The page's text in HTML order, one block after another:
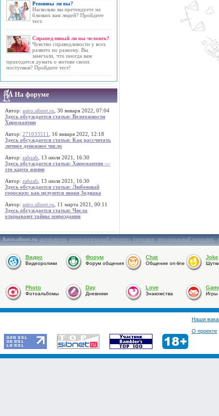
Ревнивы ли вы?
Насколько вы претендуете на
близких вам людей? Пройдите
тест.
Справедливый ли вы человек?
Чувство справедливости у всех
развито по разному. Вы
замечали, что иногда вам
приходится думать о мотиве своих
поступков? Пройдите тест!
На форуме
Автор: astro.sibnet.ru , 30 января 2022, 07:04
Здесь обсуждается статья: Возможности
Хиромантии
Автор: 271033511
, 16 января 2022, 12:18
Здесь обсуждается статья: Как рассчитать
личное денежное число
Автор: zabzab , 13 июля 2021, 16:30
Здесь обсуждается статья: Хиромантия —
это карта жизни
Автор: zabzab , 13 июля 2021, 16:30
Здесь обсуждается статья: Любовный
гороскоп: как целуются знаки Зодиака
Автор: astro.sibnet.ru , 11 марта 2021, 00:11
Здесь обсуждается статья: Числа
открывают тайны мироздания
Astro.sibnet.ru:астрология,астрологический прогноз,гороскоп,персональный гороскоп,
Видео
Видеоролики
Форум
Форум общения
Chat
Общение on-line
Joke
Photo
Фотоальбомы
Day
Дневники
Love
Знакомства Игры
Наши
О проекте